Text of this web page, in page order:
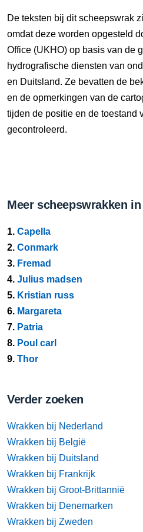
De teksten bij dit scheepswrak
omdat deze worden opgesteld
Office (UKHO) op basis van de
hydrografische diensten van
en Duitsland. Ze bevatten de
en de opmerkingen van de
tijden de positie en de toestand
gecontroleerd.
Meer scheepswrakken
1. Capella
2. Conmark
3. Fremad
4. Julius madsen
5. Kristian russ
6. Margareta
7. Patria
8. Poul carl
9. Thor
Verder zoeken
Wrakken bij Nederland
Wrakken bij België
Wrakken bij Duitsland
Wrakken bij Frankrijk
Wrakken bij Groot-Brittannië
Wrakken bij Denemarken
Wrakken bij Zweden